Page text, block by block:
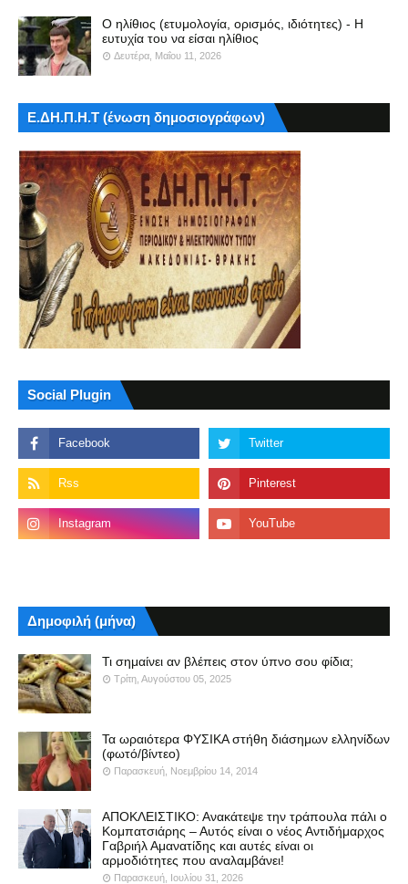
Ο ηλίθιος (ετυμολογία, ορισμός, ιδιότητες) - Η
ευτυχία του να είσαι ηλίθιος
Δευτέρα, Μαΐου 11, 2026
Ε.ΔΗ.Π.Η.Τ (ένωση δημοσιογράφων)
Social Plugin
Δημοφιλή (μήνα)
Τι σημαίνει αν βλέπεις στον ύπνο σου φίδια;
Τρίτη, Αυγούστου 05, 2025
Τα ωραιότερα ΦΥΣΙΚΑ στήθη διάσημων ελληνίδων
(φωτό/βίντεο)
Παρασκευή, Νοεμβρίου 14, 2014
ΑΠΟΚΛΕΙΣΤΙΚΟ: Ανακάτεψε την τράπουλα πάλι ο
Κομπατσιάρης – Αυτός είναι ο νέος Αντιδήμαρχος
Γαβριήλ Αμανατίδης και αυτές είναι οι
αρμοδιότητες που αναλαμβάνει!
Παρασκευή, Ιουλίου 31, 2026